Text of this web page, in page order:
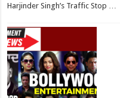
Harjinder Singh’s Traffic Stop …